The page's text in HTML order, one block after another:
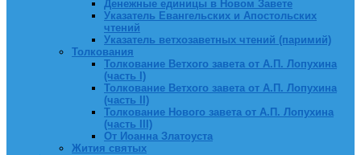
Денежные единицы в Новом Завете
Указатель Евангельских и Апостольских
чтений
Указатель ветхозаветных чтений (паримий)
Толкования
Толкование Ветхого завета от А.П. Лопухина
(часть I)
Толкование Ветхого завета от А.П. Лопухина
(часть II)
Толкование Нового завета от А.П. Лопухина
(часть III)
От Иоанна Златоуста
Жития святых